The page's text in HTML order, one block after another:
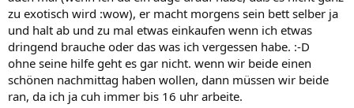
zu exotisch wird :wow), er macht morgens sein bett selber ja
und halt ab und zu mal etwas einkaufen wenn ich etwas
dringend brauche oder das was ich vergessen habe. :-D
ohne seine hilfe geht es gar nicht. wenn wir beide einen
schönen nachmittag haben wollen, dann müssen wir beide
ran, da ich ja cuh immer bis 16 uhr arbeite.